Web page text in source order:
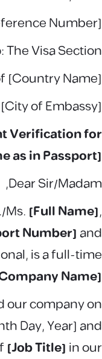
Number]
The Visa Section
[Country Name]
[City of Embassy], Saudi Arabia
Verification for
as in Passport]
Dear Sir/Madam,
Ms. [Full Name],
Number]and
is a full-time
Name]
our company on
Day, Year] and
[Job Title] in our